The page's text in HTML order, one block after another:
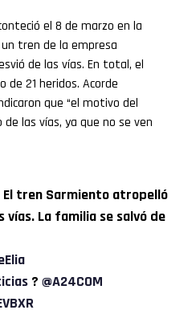
el 8 de marzo en la
un tren de la empresa
de las vías. En total, el
de 21 heridos. Acorde
que “el motivo del
las vías, ya que no se ven
El tren Sarmiento atropelló
vías. La familia se salvó de
? @A24COM